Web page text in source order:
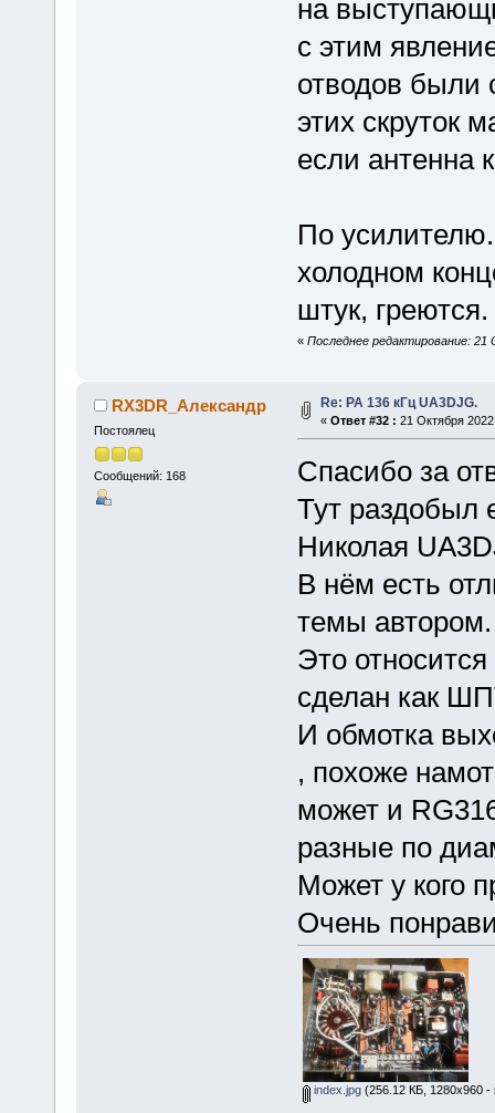
на
с этим
отводов были
этих скруток
если антенна
По
холодном
штук, греются.
« Последнее редактирование:
RX3DR_Александр
Постоялец
Сообщений: 168
Re: РА 136 кГц UA3DJG.
« Ответ #32 : 21 Октября
Спасибо за
Тут раздобыл
Николая
В нём есть
темы автором.
Это
сделан как
И обмотка
, похоже
может и
разные по
Может у кого
Очень
index.jpg(256.12 КБ, 1280x960 -